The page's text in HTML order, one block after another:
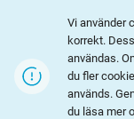
Vi använder
korrekt.
användas.
du fler
används.
du läsa mer